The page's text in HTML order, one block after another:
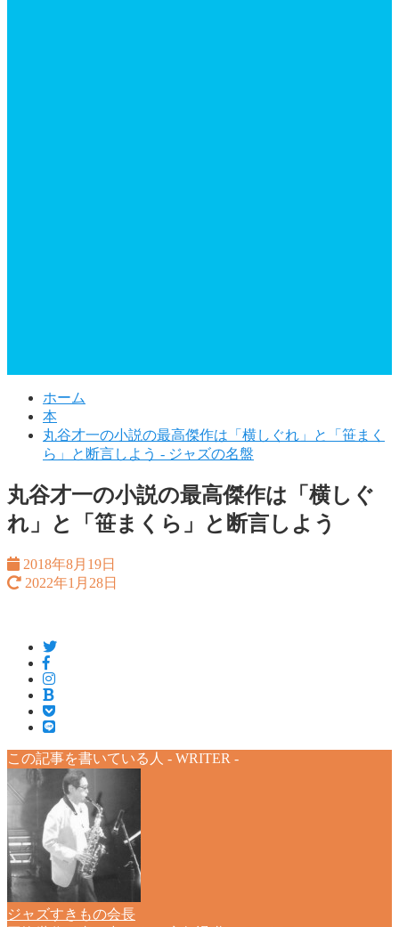
ホーム
本
丸谷才一の小説の最高傑作は「横しぐれ」と「笹まく
ら」と断言しよう - ジャズの名盤
丸谷才一の小説の最高傑作は「横しぐ
れ」と「笹まくら」と断言しよう
2018年8月19日
2022年1月28日
この記事を書いている人 - WRITER -
ジャズすきもの会長